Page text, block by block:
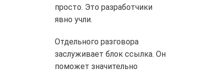
просто. Это разработчики
явно учли.
Отдельного разговора
заслуживает блок ссылка. Он
поможет значительно